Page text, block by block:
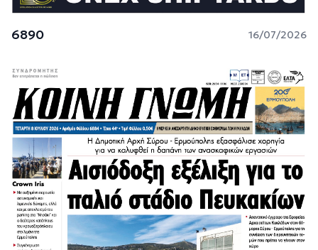
6890 16/07/2026